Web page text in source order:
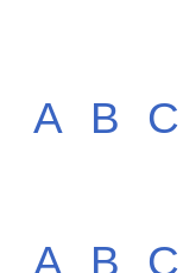
A B C
A B C